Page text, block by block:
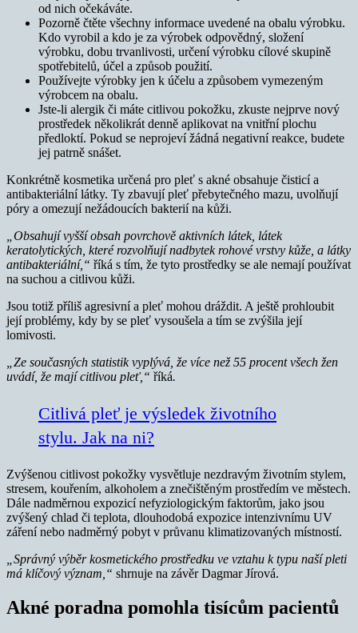
od nich očekáváte.
Pozorně čtěte všechny informace uvedené na obalu výrobku.
Kdo vyrobil a kdo je za výrobek odpovědný, složení
výrobku, dobu trvanlivosti, určení výrobku cílové skupině
spotřebitelů, účel a způsob použití.
Používejte výrobky jen k účelu a způsobem vymezeným
výrobcem na obalu.
Jste-li alergik či máte citlivou pokožku, zkuste nejprve nový
prostředek několikrát denně aplikovat na vnitřní plochu
předloktí. Pokud se neprojeví žádná negativní reakce, budete
jej patrně snášet.
Konkrétně kosmetika určená pro pleť s akné obsahuje čisticí a
antibakteriální látky. Ty zbavují pleť přebytečného mazu, uvolňují
póry a omezují nežádoucích bakterií na kůži.
„Obsahují vyšší obsah povrchově aktivních látek, látek
keratolytických, které rozvolňují nadbytek rohové vrstvy kůže, a látky
antibakteriální,“ říká s tím, že tyto prostředky se ale nemají používat
na suchou a citlivou kůži.
Jsou totiž příliš agresivní a pleť mohou dráždit. A ještě prohloubit
její problémy, kdy by se pleť vysoušela a tím se zvýšila její
lomivosti.
„Ze současných statistik vyplývá, že více než 55 procent všech žen
uvádí, že mají citlivou pleť,“ říká.
Citlivá pleť je výsledek životního
stylu. Jak na ni?
Zvýšenou citlivost pokožky vysvětluje nezdravým životním stylem,
stresem, kouřením, alkoholem a znečištěným prostředím ve městech.
Dále nadměrnou expozicí nefyziologickým faktorům, jako jsou
zvýšený chlad či teplota, dlouhodobá expozice intenzivnímu UV
záření nebo nadměrný pobyt v průvanu klimatizovaných místností.
„Správný výběr kosmetického prostředku ve vztahu k typu naší pleti
má klíčový význam,“ shrnuje na závěr Dagmar Jírová.
Akné poradna pomohla tisícům pacientů